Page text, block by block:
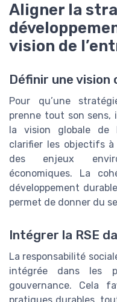
Aligner la
vision de
Définir une
Pour qu’une
prenne tout son sens,
la vision globale de
clarifier les objectifs
des enjeux
économiques. La
développement
permet de donner du
Intégrer la RSE
La responsabilité
intégrée dans les
gouvernance. Cela
pratiques durables,